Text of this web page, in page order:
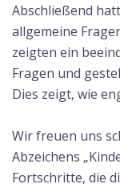
Abschließend
allgemeine
zeigten ein
Fragen und
Dies zeigt, wie
Wir freuen uns
Abzeichens
Fortschritte, die